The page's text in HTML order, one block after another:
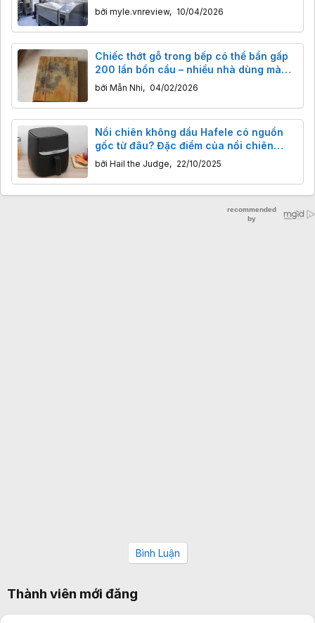
bởi myle.vnreview, 10/04/2026
Chiếc thớt gỗ trong bếp có thể bẩn gấp
200 lần bồn cầu – nhiều nhà dùng mà
không hề hay biết
bởi Mẫn Nhi, 04/02/2026
Nồi chiên không dầu Hafele có nguồn
gốc từ đâu? Đặc điểm của nồi chiên
không dầu Hafele
bởi Hail the Judge, 22/10/2025
Bình Luận
Thành viên mới đăng